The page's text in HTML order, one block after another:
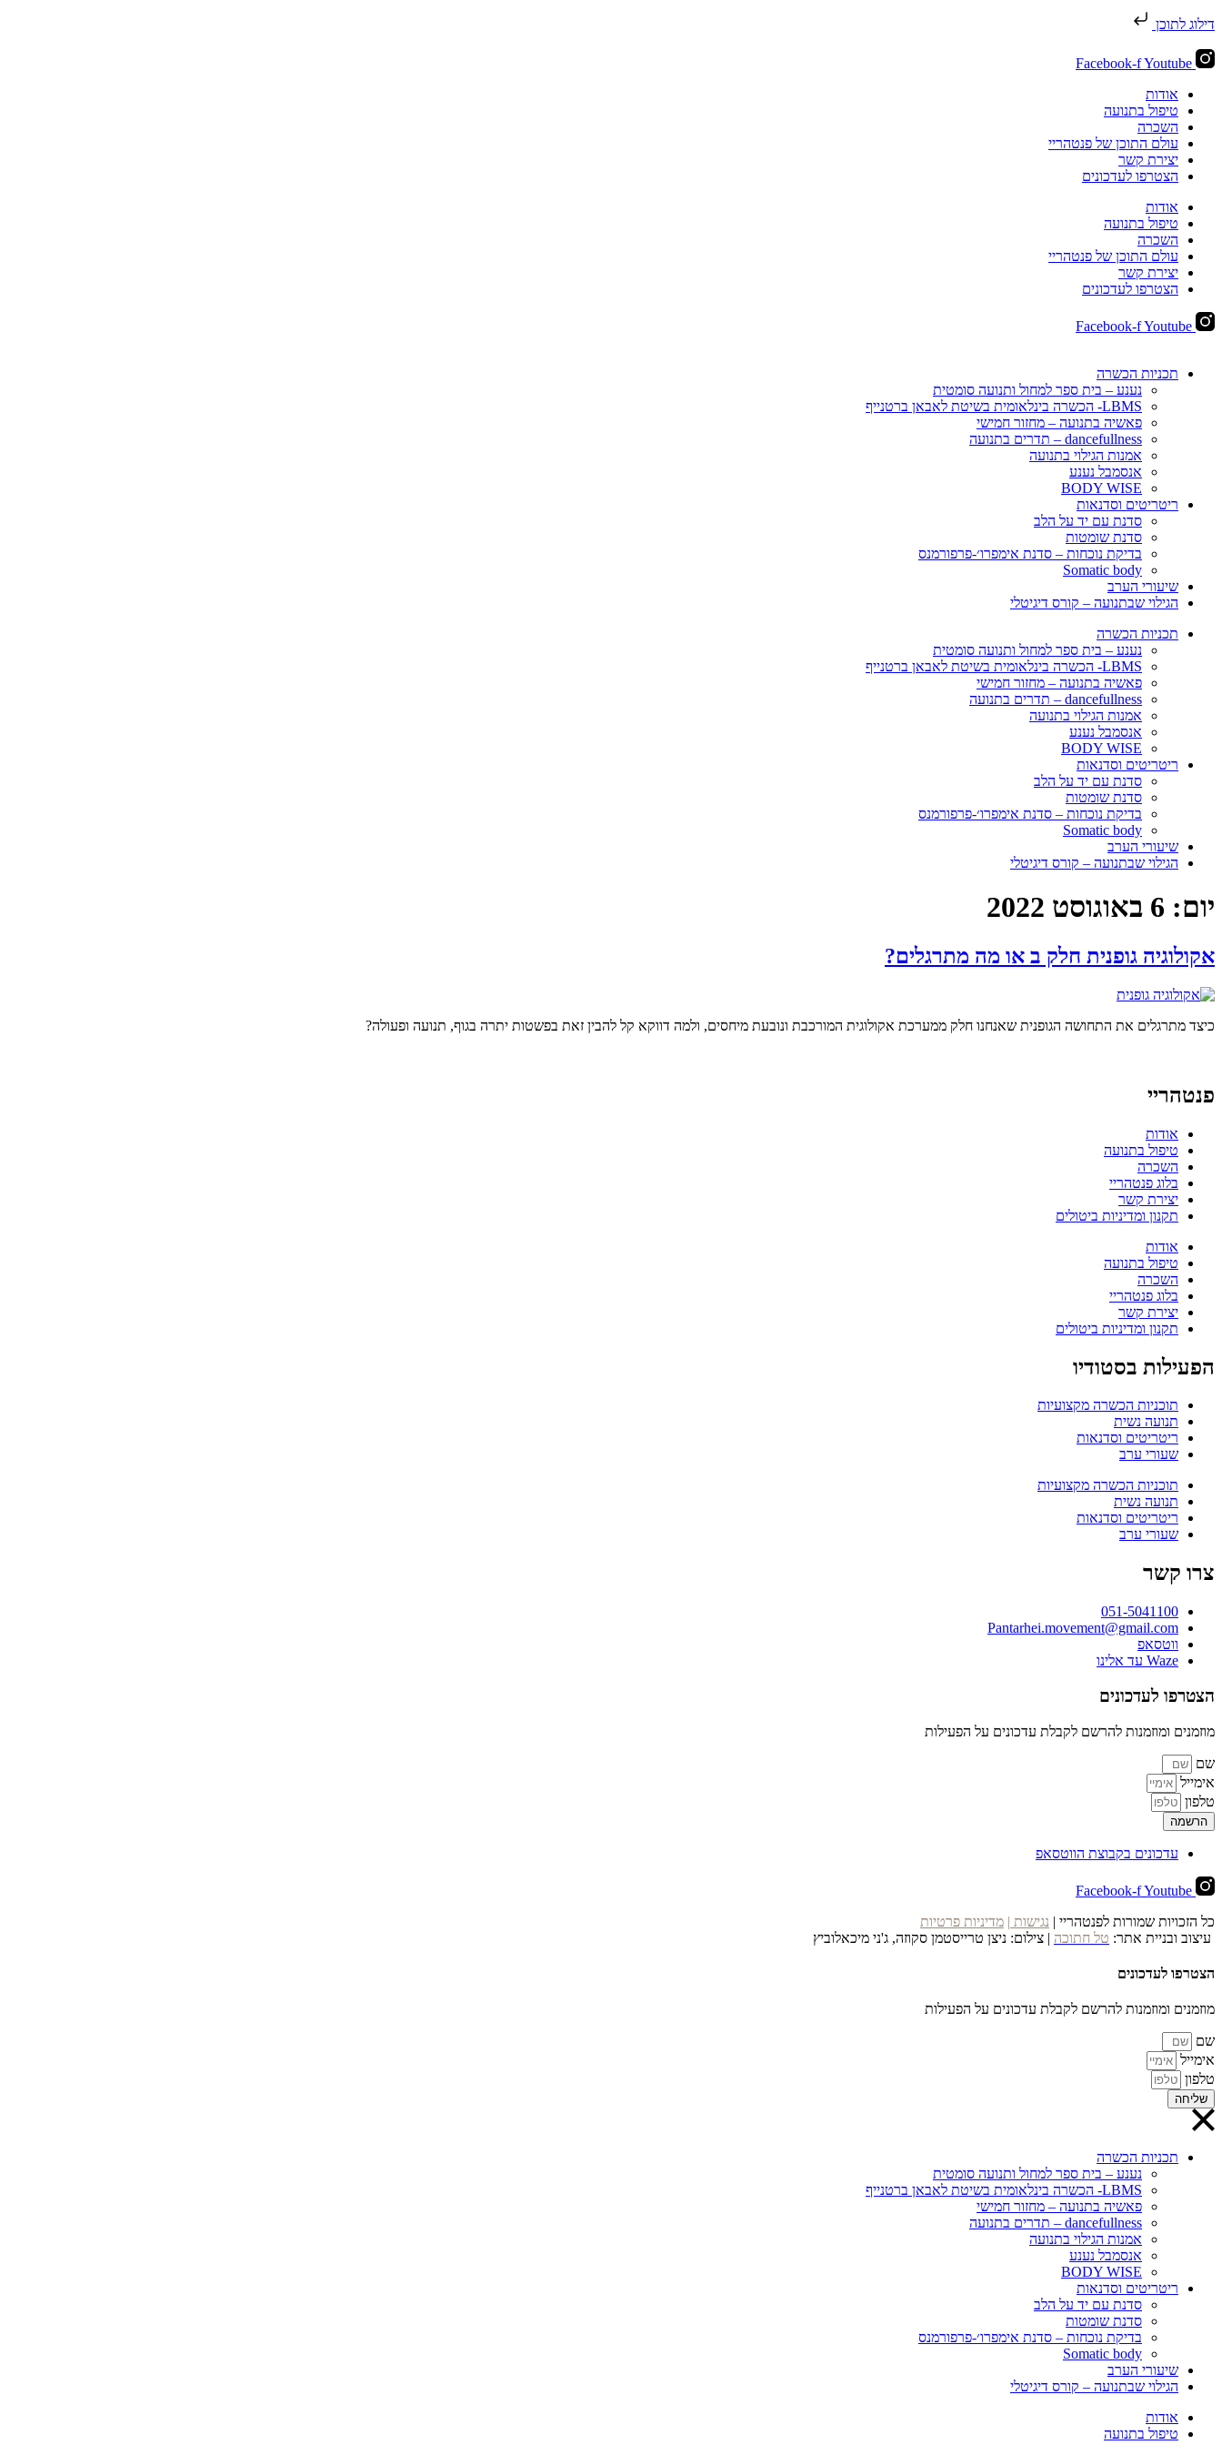
דילוג לתוכן
Facebook-fYoutube
אודות
טיפול בתנועה
השכרה
עולם התוכן של פנטהריי
יצירת קשר
הצטרפו לעדכונים
אודות
טיפול בתנועה
השכרה
עולם התוכן של פנטהריי
יצירת קשר
הצטרפו לעדכונים
Facebook-fYoutube
תכניות הכשרה
נענע – בית ספר למחול ותנועה סומטית
LBMS- הכשרה בינלאומית בשיטת לאבאן ברטנייף
פאשיה בתנועה – מחזור חמישי
dancefullness – תדרים בתנועה
אמנות הגילוי בתנועה
אנסמבל נענע
BODY WISE
ריטריטים וסדנאות
סדנת עם יד על הלב
סדנת שומטות
בדיקת נוכחות – סדנת אימפרו׳-פרפורמנס
Somatic body
שיעורי הערב
הגילוי שבתנועה – קורס דיגיטלי
תכניות הכשרה
נענע – בית ספר למחול ותנועה סומטית
LBMS- הכשרה בינלאומית בשיטת לאבאן ברטנייף
פאשיה בתנועה – מחזור חמישי
dancefullness – תדרים בתנועה
אמנות הגילוי בתנועה
אנסמבל נענע
BODY WISE
ריטריטים וסדנאות
סדנת עם יד על הלב
סדנת שומטות
בדיקת נוכחות – סדנת אימפרו׳-פרפורמנס
Somatic body
שיעורי הערב
הגילוי שבתנועה – קורס דיגיטלי
יום: 6 באוגוסט 2022
אקולוגיה גופנית חלק ב או מה מתרגלים?
כיצד מתרגלים את התחושה הגופנית שאנחנו חלק ממערכת אקולוגית המורכבת ונובעת מיחסים, ולמה דווקא קל להבין זאת בפשטות יתרה בגוף, תנועה ופעולה?
פנטהריי
אודות
טיפול בתנועה
השכרה
בלוג פנטהריי
יצירת קשר
תקנון ומדיניות ביטולים
אודות
טיפול בתנועה
השכרה
בלוג פנטהריי
יצירת קשר
תקנון ומדיניות ביטולים
הפעילות בסטודיו
תוכניות הכשרה מקצועיות
תנועה נשית
ריטריטים וסדנאות
שעורי ערב
תוכניות הכשרה מקצועיות
תנועה נשית
ריטריטים וסדנאות
שעורי ערב
צרו קשר
051-5041100
Pantarhei.movement@gmail.com
ווטסאפ
Waze עד אלינו
הצטרפו לעדכונים
מוזמנים ומוזמנות להרשם לקבלת עדכונים על הפעילות
שם
אימייל
טלפון
הרשמה
עדכונים בקבוצת הווטסאפ
Facebook-fYoutube
כל הזכויות שמורות לפנטהריי | נגישות | מדיניות פרטיות
עיצוב ובניית אתר: טל חתוכה | צילום: ניצן טרייסטמן סקוזה, ג'ני מיכאלוביץ
הצטרפו לעדכונים
מוזמנים ומוזמנות להרשם לקבלת עדכונים על הפעילות
שם
אימייל
טלפון
שליחה
תכניות הכשרה
נענע – בית ספר למחול ותנועה סומטית
LBMS- הכשרה בינלאומית בשיטת לאבאן ברטנייף
פאשיה בתנועה – מחזור חמישי
dancefullness – תדרים בתנועה
אמנות הגילוי בתנועה
אנסמבל נענע
BODY WISE
ריטריטים וסדנאות
סדנת עם יד על הלב
סדנת שומטות
בדיקת נוכחות – סדנת אימפרו׳-פרפורמנס
Somatic body
שיעורי הערב
הגילוי שבתנועה – קורס דיגיטלי
אודות
טיפול בתנועה